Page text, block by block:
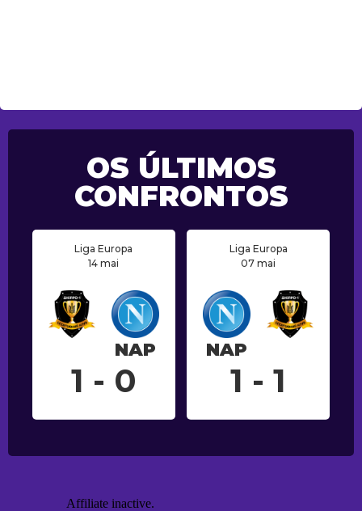
OS ÚLTIMOS
CONFRONTOS
Liga Europa
14 mai
NAP
1 - 0
Liga Europa
07 mai
NAP
1 - 1